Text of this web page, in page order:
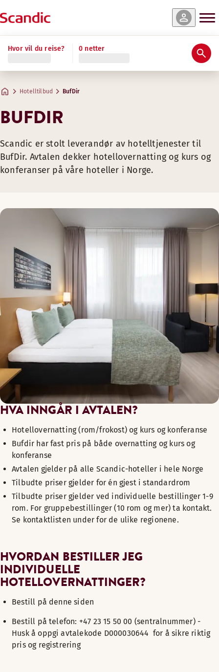
Hvor vil du reise? 0 netter
Hotelltilbud BufDir
BUFDIR
Scandic er stolt leverandør av hotelltjenester til
BufDir. Avtalen dekker hotellovernatting og kurs og
konferanser på våre hoteller i Norge.
HVA INNGÅR I AVTALEN?
Hotellovernatting (rom/frokost) og kurs og konferanse
Bufdir har fast pris på både overnatting og kurs og
konferanse
Avtalen gjelder på alle Scandic-hoteller i hele Norge
Tilbudte priser gjelder for én gjest i standardrom
Tilbudte priser gjelder ved individuelle bestillinger 1-9
rom. For gruppebestillinger (10 rom og mer) ta kontakt.
Se kontaktlisten under for de ulike regionene.
HVORDAN BESTILLER JEG
INDIVIDUELLE
HOTELLOVERNATTINGER?
Bestill på denne siden
Bestill på telefon: +47 23 15 50 00 (sentralnummer) -
Husk å oppgi avtalekode D000030644 for å sikre riktig
pris og registrering